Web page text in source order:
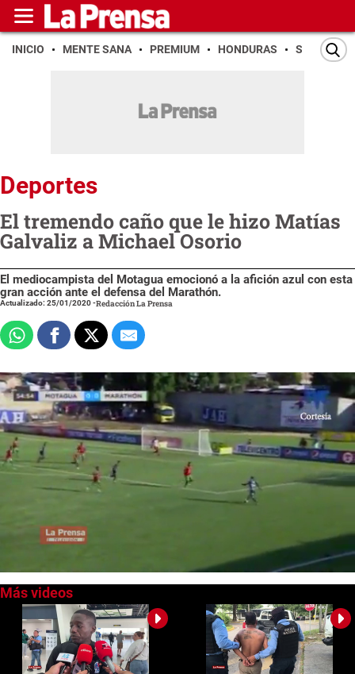
INICIO MENTE SANA PREMIUM HONDURAS SAN PEDRO
Deportes
El tremendo caño que le hizo Matías
Galvaliz a Michael Osorio
El mediocampista del Motagua emocionó a la afición azul con esta
gran acción ante el defensa del Marathón.
Actualizado: 25/01/2020-Redacción La Prensa
seconds
seconds